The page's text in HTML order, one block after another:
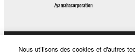
Produits et solutions
Nous utilisons des cookies et d'autres